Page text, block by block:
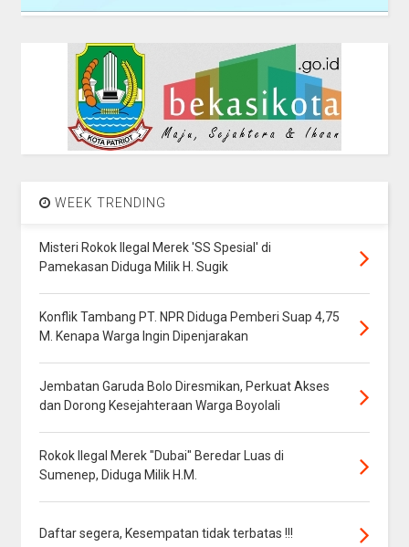
WEEK TRENDING
Misteri Rokok Ilegal Merek 'SS Spesial' di
Pamekasan Diduga Milik H. Sugik
Konflik Tambang PT. NPR Diduga Pemberi Suap 4,75
M. Kenapa Warga Ingin Dipenjarakan
Jembatan Garuda Bolo Diresmikan, Perkuat Akses
dan Dorong Kesejahteraan Warga Boyolali
Rokok Ilegal Merek "Dubai" Beredar Luas di
Sumenep, Diduga Milik H.M.
Daftar segera, Kesempatan tidak terbatas !!!